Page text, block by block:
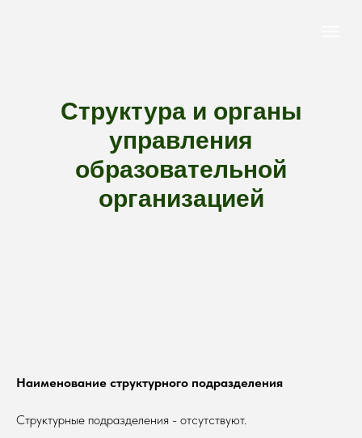
Структура и органы
управления
образовательной
организацией
Наименование структурного подразделения
Структурные подразделения - отсутствуют.